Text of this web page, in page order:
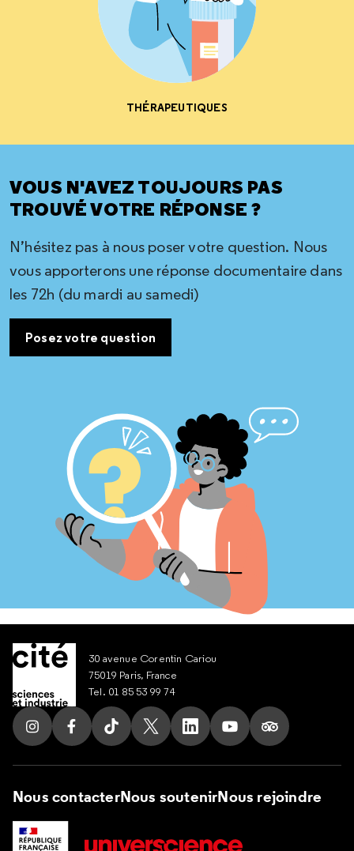
THÉRAPEUTIQUES
VOUS N'AVEZ TOUJOURS PAS
TROUVÉ VOTRE RÉPONSE ?
N’hésitez pas à nous poser votre question. Nous
vous apporterons une réponse documentaire dans
les 72h (du mardi au samedi)
Posez votre question
30 avenue Corentin Cariou
75019 Paris, France
Tel. 01 85 53 99 74
Suivez nous sur Instagram
Suivez nous sur Facebook
Suivez nous sur Tik Tok
Suivez nous sur X
Suivez nous sur LinkedIn
Suivez nous sur
Suivez nous
Nous contacterNous soutenirNous rejoindre